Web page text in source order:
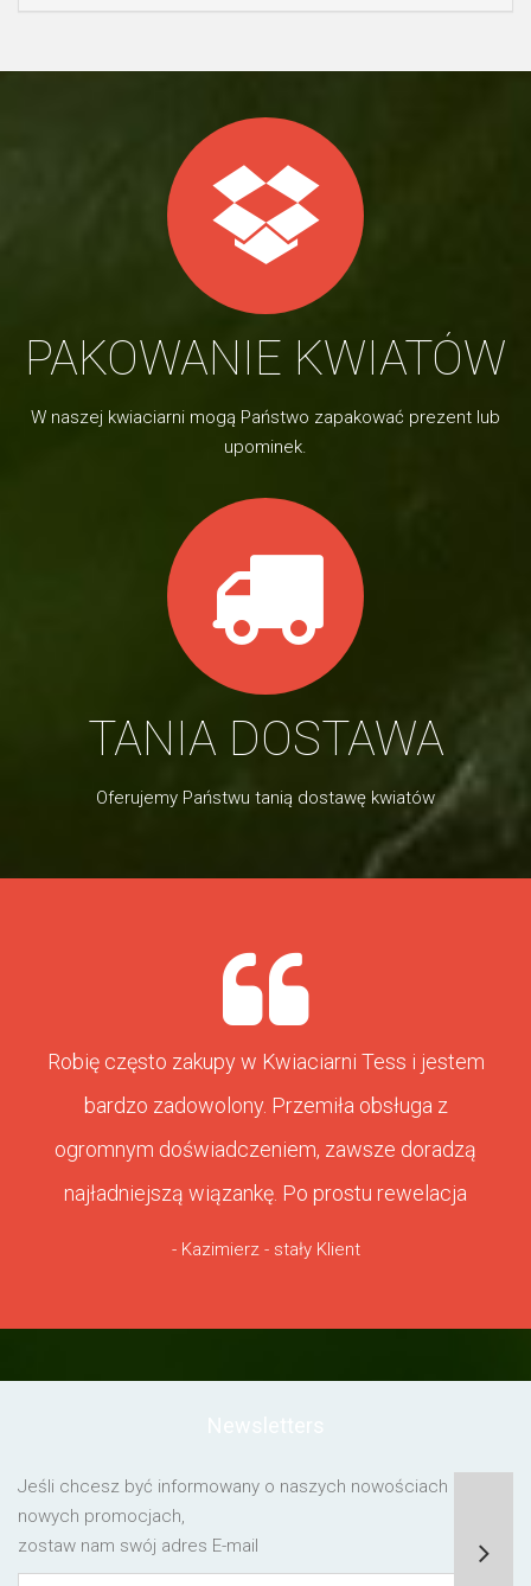
PAKOWANIE KWIATÓW
W naszej kwiaciarni mogą Państwo zapakować prezent lub
upominek.
TANIA DOSTAWA
Oferujemy Państwu tanią dostawę kwiatów
Robię często zakupy w Kwiaciarni Tess i jestem
bardzo zadowolony. Przemiła obsługa z
ogromnym doświadczeniem, zawsze doradzą
najładniejszą wiązankę. Po prostu rewelacja
- Kazimierz - stały Klient
Jeśli chcesz być informowany o naszych nowościach lub o
nowych promocjach,
zostaw nam swój adres E-mail